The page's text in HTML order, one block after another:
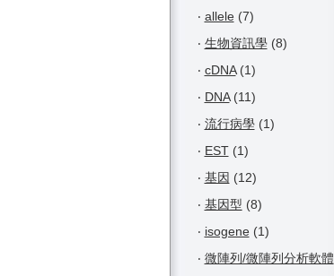
‧ allele(7)
‧ 生物資訊學(8)
‧ cDNA(1)
‧ DNA(11)
‧ 流行病學(1)
‧ EST(1)
‧ 基因 (12)
‧ 基因型 (8)
‧ isogene(1)
‧ 微陣列/微陣列分析軟體